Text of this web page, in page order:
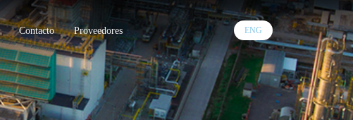
Contacto Proveedores ENG